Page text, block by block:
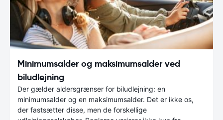
Minimumsalder og maksimumsalder ved
biludlejning
Der gælder aldersgrænser for biludlejning: en
minimumsalder og en maksimumsalder. Det er ikke os,
der fastsætter disse, men de forskellige